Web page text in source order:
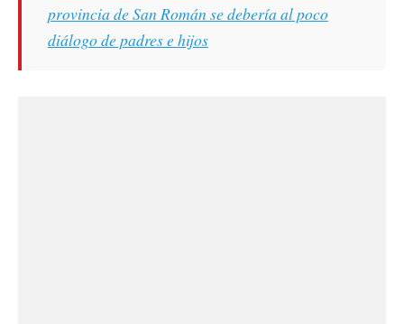
provincia de San Román se debería al poco
diálogo de padres e hijos